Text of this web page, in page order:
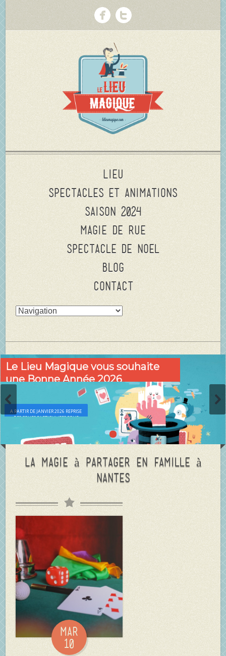
Lieu
Spectacles et animations
Saison 2024
Magie de rue
Spectacle de Noel
Blog
Contact
Le Lieu Magique vous souhaite
une Bonne Année 2026
FESTIVALS DE RUE, EVÉNEMENTIEL , ECOLES, ENTREPRISES, ETC.
A PARTIR DE JANVIER 2026 REPRISE
DES COURS PARTICULIERS POUR
La magie à partager en famille à
Nantes
Mar
10